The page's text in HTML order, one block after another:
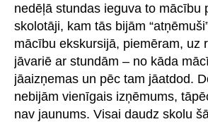
nedēļā stundas ieguva to mācību
skolotāji, kam tās bijām
mācību ekskursijā, piemēram, uz
jāvariē ar stundām – no kāda
jāaizņemas un pēc tam jāatdod.
nebijām vienīgais izņēmums,
nav jaunums. Visai daudz skolu